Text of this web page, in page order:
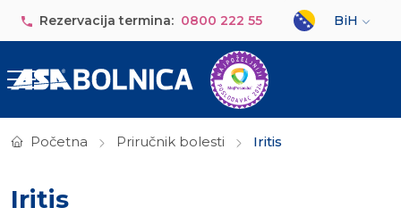
Rezervacija termina: 0800 222 55
Select your
BiH
Početna Priručnik bolesti Iritis
Iritis